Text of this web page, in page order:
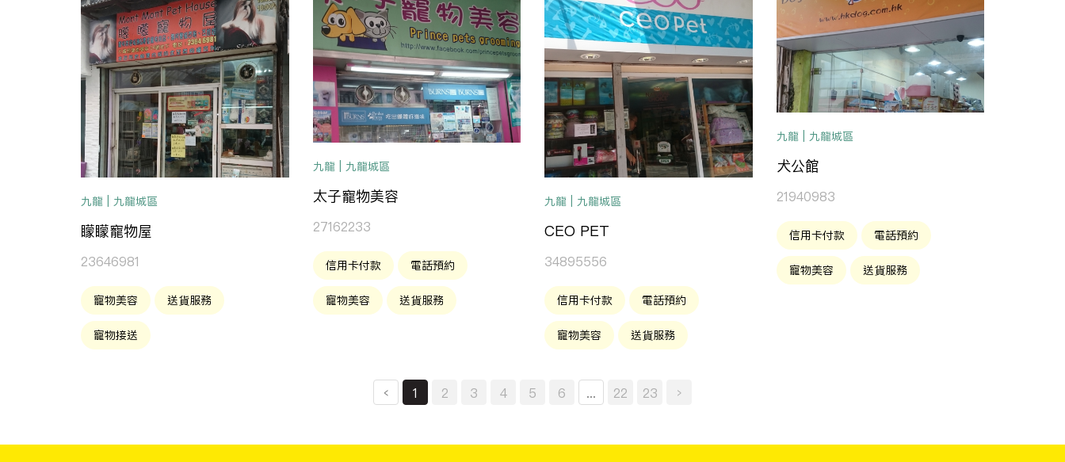
九龍 | 九龍城區
犬公館
21940983
信用卡付款 電話預約
寵物美容 送貨服務
九龍 | 九龍城區
太子寵物美容
27162233
信用卡付款 電話預約
寵物美容 送貨服務
九龍 | 九龍城區
矇矇寵物屋
23646981
寵物美容 送貨服務
寵物接送
九龍 | 九龍城區
CEO PET
34895556
信用卡付款 電話預約
寵物美容 送貨服務
‹ 1 2 3 4 5 6 ... 22 23 ›